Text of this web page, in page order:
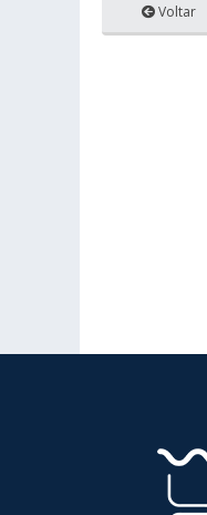
Voltar